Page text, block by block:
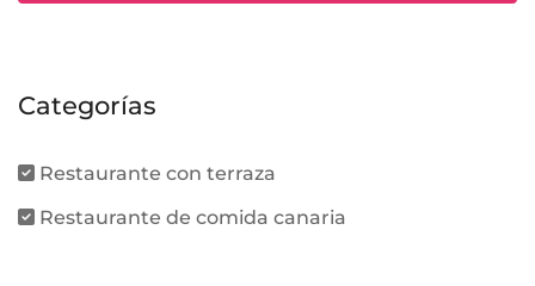
Categorías
Restaurante con terraza
Restaurante de comida canaria